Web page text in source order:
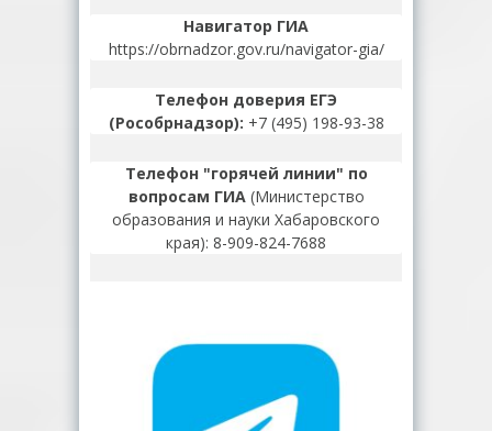
Навигатор ГИА
https://obrnadzor.gov.ru/navigator-gia/
Телефон доверия ЕГЭ
(Рособрнадзор): +7 (495) 198-93-38
Телефон "горячей линии" по
вопросам ГИА(Министерство
образования и науки Хабаровского
края): 8-909-824-7688